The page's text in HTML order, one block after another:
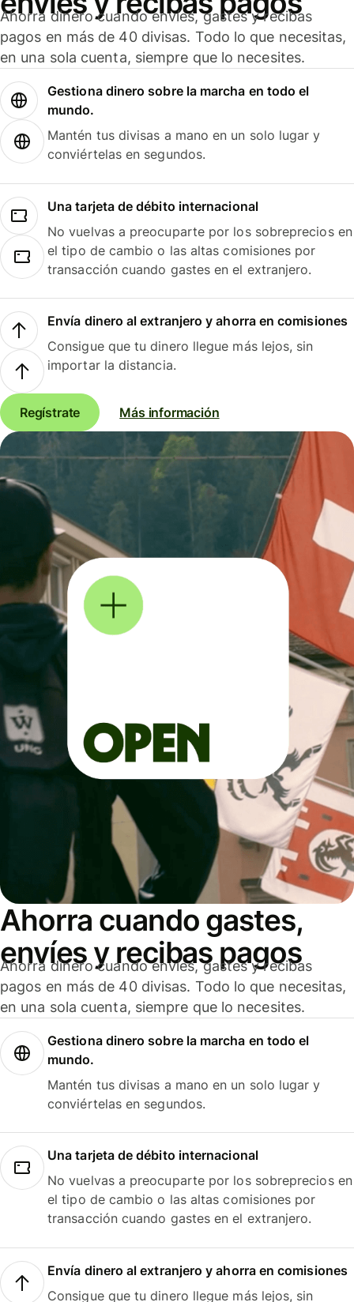
Ahorra dinero cuando envíes, gastes y recibas
pagos en más de 40 divisas. Todo lo que necesitas,
en una sola cuenta, siempre que lo necesites.
Gestiona dinero sobre la marcha en todo el
mundo.
Mantén tus divisas a mano en un solo lugar y
conviértelas en segundos.
Una tarjeta de débito internacional
No vuelvas a preocuparte por los sobreprecios en
el tipo de cambio o las altas comisiones por
transacción cuando gastes en el extranjero.
Envía dinero al extranjero y ahorra en comisiones
Consigue que tu dinero llegue más lejos, sin
importar la distancia.
Regístrate Más información
Ahorra cuando gastes,
envíes y recibas pagos
Ahorra dinero cuando envíes, gastes y recibas
pagos en más de 40 divisas. Todo lo que necesitas,
en una sola cuenta, siempre que lo necesites.
Gestiona dinero sobre la marcha en todo el
mundo.
Mantén tus divisas a mano en un solo lugar y
conviértelas en segundos.
Una tarjeta de débito internacional
No vuelvas a preocuparte por los sobreprecios en
el tipo de cambio o las altas comisiones por
transacción cuando gastes en el extranjero.
Envía dinero al extranjero y ahorra en comisiones
Consigue que tu dinero llegue más lejos, sin